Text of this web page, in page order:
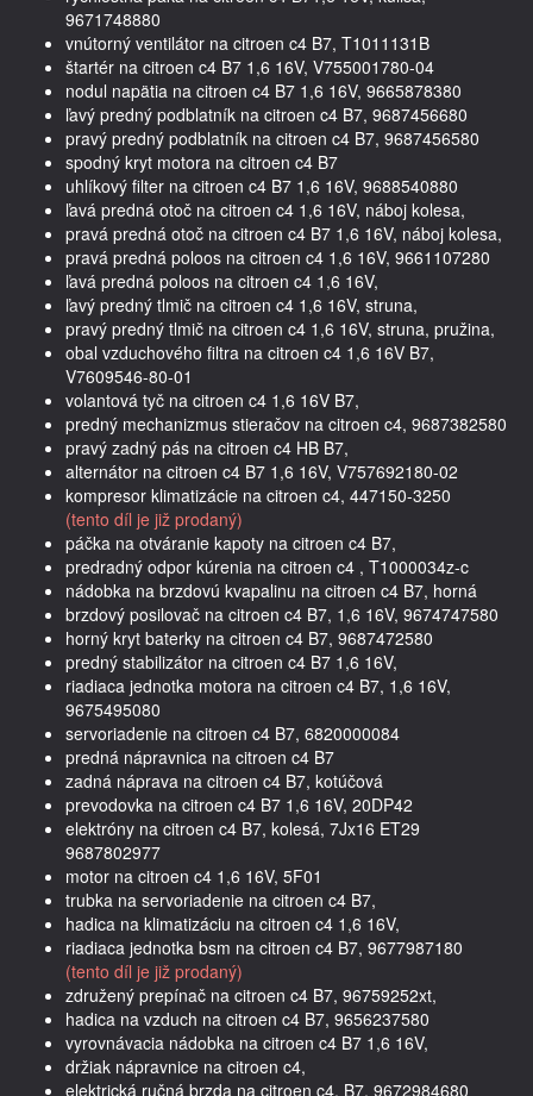
9671748880
vnútorný ventilátor na citroen c4 B7, T1011131B
štartér na citroen c4 B7 1,6 16V, V755001780-04
nodul napätia na citroen c4 B7 1,6 16V, 9665878380
ľavý predný podblatník na citroen c4 B7, 9687456680
pravý predný podblatník na citroen c4 B7, 9687456580
spodný kryt motora na citroen c4 B7
uhlíkový filter na citroen c4 B7 1,6 16V, 9688540880
ľavá predná otoč na citroen c4 1,6 16V, náboj kolesa,
pravá predná otoč na citroen c4 B7 1,6 16V, náboj kolesa,
pravá predná poloos na citroen c4 1,6 16V, 9661107280
ľavá predná poloos na citroen c4 1,6 16V,
ľavý predný tlmič na citroen c4 1,6 16V, struna,
pravý predný tlmič na citroen c4 1,6 16V, struna, pružina,
obal vzduchového filtra na citroen c4 1,6 16V B7,
V7609546-80-01
volantová tyč na citroen c4 1,6 16V B7,
predný mechanizmus stieračov na citroen c4, 9687382580
pravý zadný pás na citroen c4 HB B7,
alternátor na citroen c4 B7 1,6 16V, V757692180-02
kompresor klimatizácie na citroen c4, 447150-3250
(tento díl je již prodaný)
páčka na otváranie kapoty na citroen c4 B7,
predradný odpor kúrenia na citroen c4 , T1000034z-c
nádobka na brzdovú kvapalinu na citroen c4 B7, horná
brzdový posilovač na citroen c4 B7, 1,6 16V, 9674747580
horný kryt baterky na citroen c4 B7, 9687472580
predný stabilizátor na citroen c4 B7 1,6 16V,
riadiaca jednotka motora na citroen c4 B7, 1,6 16V,
9675495080
servoriadenie na citroen c4 B7, 6820000084
predná nápravnica na citroen c4 B7
zadná náprava na citroen c4 B7, kotúčová
prevodovka na citroen c4 B7 1,6 16V, 20DP42
elektróny na citroen c4 B7, kolesá, 7Jx16 ET29
9687802977
motor na citroen c4 1,6 16V, 5F01
trubka na servoriadenie na citroen c4 B7,
hadica na klimatizáciu na citroen c4 1,6 16V,
riadiaca jednotka bsm na citroen c4 B7, 9677987180
(tento díl je již prodaný)
združený prepínač na citroen c4 B7, 96759252xt,
hadica na vzduch na citroen c4 B7, 9656237580
vyrovnávacia nádobka na citroen c4 B7 1,6 16V,
držiak nápravnice na citroen c4,
elektrická ručná brzda na citroen c4, B7, 9672984680